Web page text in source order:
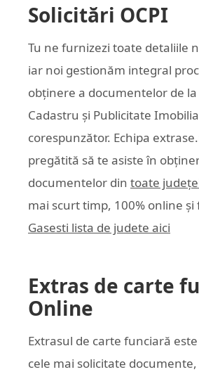
Solicitări OCPI
Tu ne furnizezi toate detaliile
iar noi gestionăm integral
obținere a documentelor de
Cadastru și Publicitate
corespunzător. Echipa
pregătită să te asiste în
documentelor din toate
mai scurt timp, 100% online și
Gasesti lista de judete aici
Extras de carte
Online
Extrasul de carte funciară
cele mai solicitate